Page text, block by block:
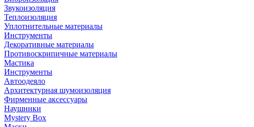
Звукоизоляция
Теплоизоляция
Уплотнительные материалы
Инструменты
Декоративные материалы
Противоскрипичные материалы
Мастика
Инструменты
Автоодеяло
Архитектурная шумоизоляция
Фирменные аксессуары
Наушники
Mystery Box